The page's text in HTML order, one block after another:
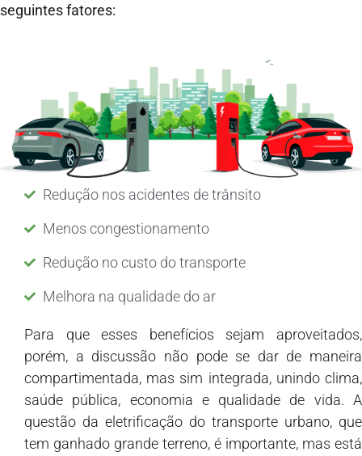
seguintes fatores:
Redução nos acidentes de trânsito
Menos congestionamento
Redução no custo do transporte
Melhora na qualidade do ar
Para que esses benefícios sejam aproveitados,
porém, a discussão não pode se dar de maneira
compartimentada, mas sim integrada, unindo clima,
saúde pública, economia e qualidade de vida. A
questão da eletrificação do transporte urbano, que
tem ganhado grande terreno, é importante, mas está